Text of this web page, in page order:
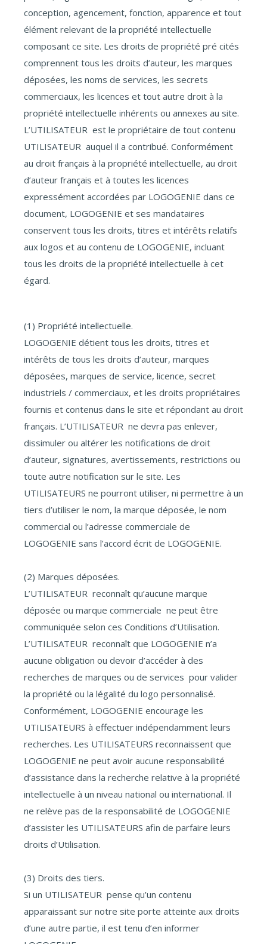
conception, agencement, fonction, apparence et tout
élément relevant de la propriété intellectuelle
composant ce site. Les droits de propriété pré cités
comprennent tous les droits d’auteur, les marques
déposées, les noms de services, les secrets
commerciaux, les licences et tout autre droit à la
propriété intellectuelle inhérents ou annexes au site.
L’UTILISATEUR est le propriétaire de tout contenu
UTILISATEUR auquel il a contribué. Conformément
au droit français à la propriété intellectuelle, au droit
d’auteur français et à toutes les licences
expressément accordées par LOGOGENIE dans ce
document, LOGOGENIE et ses mandataires
conservent tous les droits, titres et intérêts relatifs
aux logos et au contenu de LOGOGENIE, incluant
tous les droits de la propriété intellectuelle à cet
égard.
(1) Propriété intellectuelle.
LOGOGENIE détient tous les droits, titres et
intérêts de tous les droits d’auteur, marques
déposées, marques de service, licence, secret
industriels / commerciaux, et les droits propriétaires
fournis et contenus dans le site et répondant au droit
français. L’UTILISATEUR ne devra pas enlever,
dissimuler ou altérer les notifications de droit
d’auteur, signatures, avertissements, restrictions ou
toute autre notification sur le site. Les
UTILISATEURS ne pourront utiliser, ni permettre à un
tiers d’utiliser le nom, la marque déposée, le nom
commercial ou l’adresse commerciale de
LOGOGENIE sans l’accord écrit de LOGOGENIE.
(2) Marques déposées.
L’UTILISATEUR reconnaît qu’aucune marque
déposée ou marque commerciale ne peut être
communiquée selon ces Conditions d’Utilisation.
L’UTILISATEUR reconnaît que LOGOGENIE n’a
aucune obligation ou devoir d’accéder à des
recherches de marques ou de services pour valider
la propriété ou la légalité du logo personnalisé.
Conformément, LOGOGENIE encourage les
UTILISATEURS à effectuer indépendamment leurs
recherches. Les UTILISATEURS reconnaissent que
LOGOGENIE ne peut avoir aucune responsabilité
d’assistance dans la recherche relative à la propriété
intellectuelle à un niveau national ou international. Il
ne relève pas de la responsabilité de LOGOGENIE
d’assister les UTILISATEURS afin de parfaire leurs
droits d’Utilisation.
(3) Droits des tiers.
Si un UTILISATEUR pense qu’un contenu
apparaissant sur notre site porte atteinte aux droits
d’une autre partie, il est tenu d’en informer